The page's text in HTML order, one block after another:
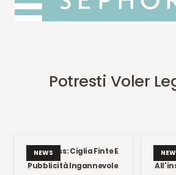
Potresti Voler
NEWS
Kate Moss: Ciglia Finte E
Pubblicità Ingannevole
Un